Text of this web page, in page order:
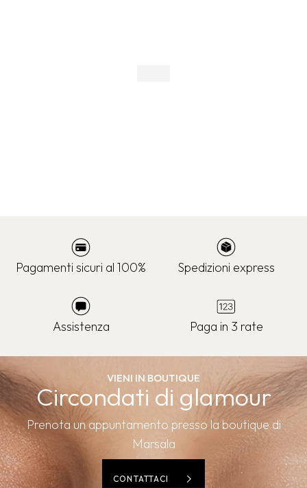
Pagamenti sicuri al 100% Spedizioni express
Assistenza Paga in 3 rate
VIENI IN BOUTIQUE
Circondati di glamour
Prenota un appuntamento presso la boutique di
Marsala
CONTATTACI